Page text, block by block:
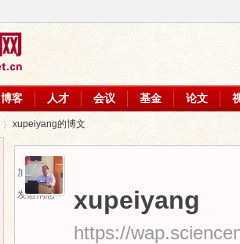
博客 人才 会议 基金 论文
xupeiyang的博文
加为好友
发送消息
xupeiyang
https://